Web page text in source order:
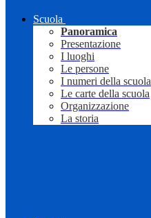
Scuola
Panoramica
Presentazione
I luoghi
Le persone
I numeri della scuola
Le carte della scuola
Organizzazione
La storia